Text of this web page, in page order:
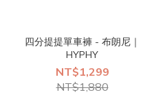
四分提提單車褲 - 布朗尼｜
HYPHY
NT$1,299
NT$1,880